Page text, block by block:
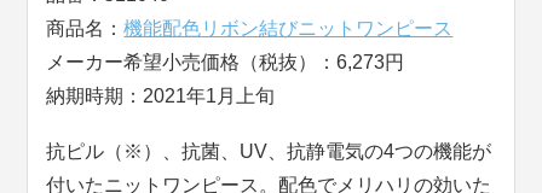
商品名：機能配色リボン結びニットワンピース
メーカー希望小売価格（税抜）：6,273円
納期時期：2021年1月上旬
抗ピル（※）、抗菌、UV、抗静電気の4つの機能が
付いたニットワンピース。配色でメリハリの効いた